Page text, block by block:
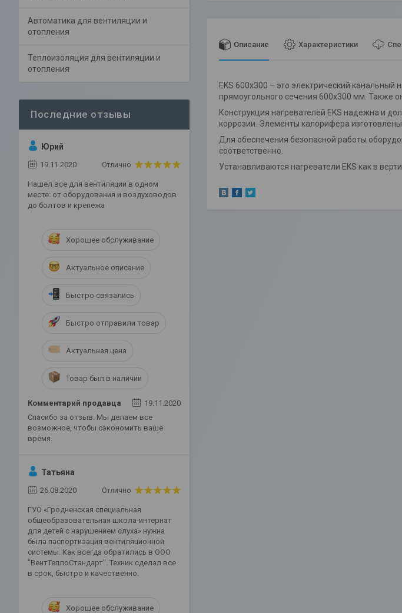
Описание Характеристики
EKS 600х300 – это электрический
прямоугольного сечения 600х300 мм. Также
Конструкция нагревателей EKS надежна и
коррозии. Элементы калорифера
Для обеспечения безопасной работы
соответственно.
Устанавливаются нагреватели EKS как в
Автоматика для вентиляции и
отопления
Теплоизоляция для вентиляции и
отопления
Юрий
19.11.2020 Отлично
Нашел все для вентиляции в одном
месте: от оборудования и воздуховодов
до болтов и крепежа
Хорошее обслуживание
Актуальное описание
Быстро связались
Быстро отправили товар
Актуальная цена
Товар был в наличии
Комментарий продавца
19.11.2020
Спасибо за отзыв. Мы делаем все
возможное, чтобы сэкономить ваше
время.
Татьяна
26.08.2020 Отлично
ГУО «Гродненская специальная
общеобразовательная школа-интернат
для детей с нарушением слуха» нужна
была паспортизация вентиляционной
системы. Как всегда обратились в ООО
"ВентТеплоСтандарт". Техник сделал все
в срок, быстро и качественно.
Хорошее обслуживание